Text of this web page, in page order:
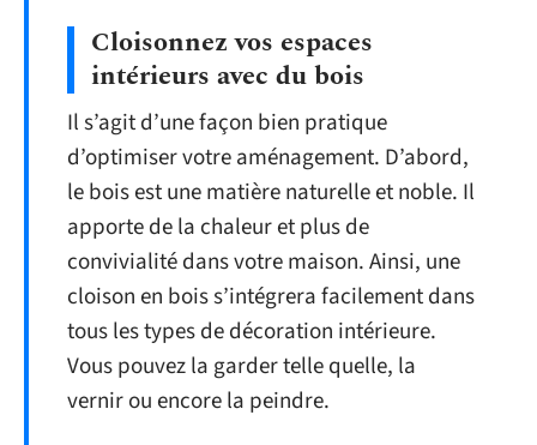
Cloisonnez vos espaces
intérieurs avec du bois
Il s’agit d’une façon bien pratique
d’optimiser votre aménagement. D’abord,
le bois est une matière naturelle et noble. Il
apporte de la chaleur et plus de
convivialité dans votre maison. Ainsi, une
cloison en bois s’intégrera facilement dans
tous les types de décoration intérieure.
Vous pouvez la garder telle quelle, la
vernir ou encore la peindre.